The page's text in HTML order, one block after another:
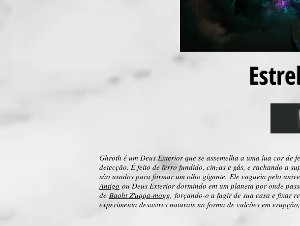
Ghroth é um Deus Exterior que se assemelha a uma lua cor de
detecção. É feito de ferro fundido, cinzas e gás, e rachando a
são usados ​​para formar um olho gigante. Ele vagueia pelo
Antigo ou Deus Exterior dormindo em um planeta por onde
de Baoht Z'uqqa-mogg, forçando-o a fugir de sua casa e fixar
experimenta desastres naturais na forma de vulcões em